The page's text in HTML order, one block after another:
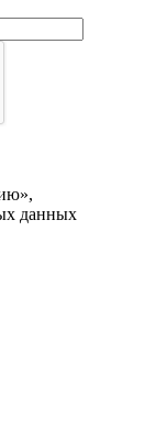
данных